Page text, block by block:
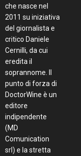
che nasce nel
2011 su iniziativa
del giornalista e
critico Daniele
Cernilli, da cui
eredita il
soprannome. Il
punto di forza di
DoctorWine è un
editore
indipendente
(MD
Comunication
srl) e la stretta